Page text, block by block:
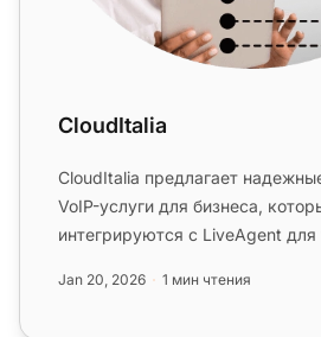
CloudItalia
CloudItalia предлагает
VoIP-услуги для бизнеса,
интегрируются с LiveAgent
Jan 20, 2026 1 мин чтения